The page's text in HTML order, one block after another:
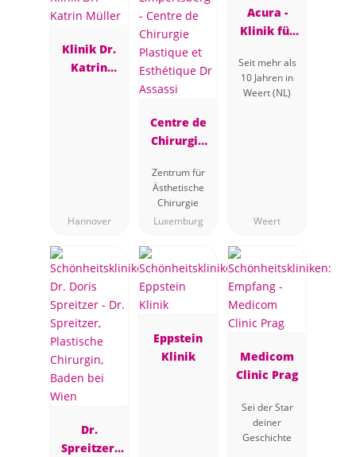
Klinik Dr.
Katrin
Hannover
Centre de
Chirurgie
Esthétique
Dr Assassi
Zentrum für
Ästhetische
Chirurgie
Luxemburg
Acura -
Klinik für
Chirurgie
Seit mehr als
10 Jahren in
Weert (NL)
Weert
Dr.
Spreitzer,
Eppstein
Klinik
Medicom
Clinic Prag
Sei der Star
deiner
Geschichte